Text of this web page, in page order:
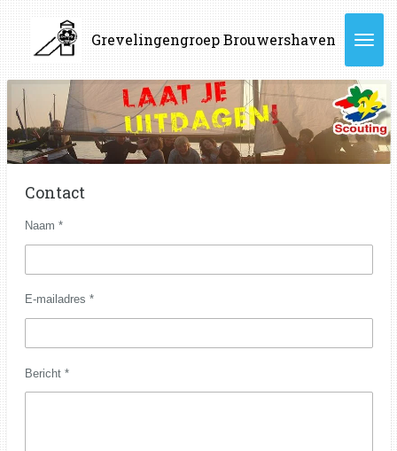
Ga
direct
naar
de
hoofdinhoud
GrevelingengroepBrouwershaven
Contact
Naam *
E-mailadres *
Bericht *